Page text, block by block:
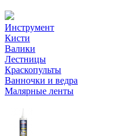
Инструмент
Кисти
Валики
Лестницы
Краскопульты
Ванночки и ведра
Малярные ленты